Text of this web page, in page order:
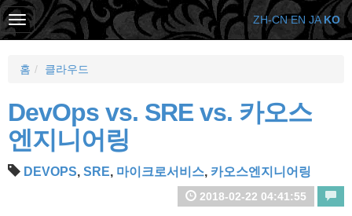
홈 클라우드
DevOps vs. SRE vs. 카오스
엔지니어링
DEVOPS, SRE, 마이크로서비스, 카오스엔지니어링
2018-02-22 04:41:55
ZH-CN EN JA KO